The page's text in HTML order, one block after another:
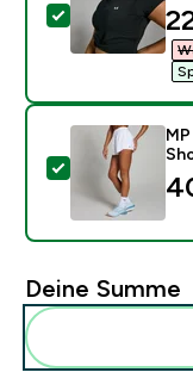
Dieses
Dieses
Deine Summe